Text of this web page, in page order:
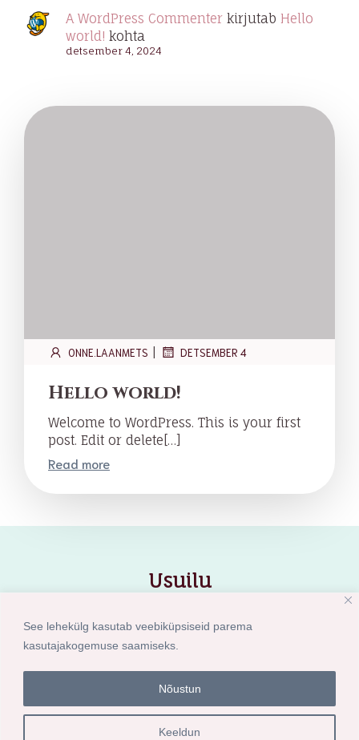
Tasuta tarne alates 30€
See lehekülg kasutab veebiküpsiseid parema
kasutajakogemuse saamiseks.
Keeldun
Nõustun
A WordPress Commenter kirjutab Hello
world! kohta
detsember 4, 2024
ONNE.LAANMETS DETSEMBER 4
Hello world!
Welcome to WordPress. This is your first
post. Edit or delete[…]
Read more
Usuilu
Tarne ja privaatsustingimused
Kubio